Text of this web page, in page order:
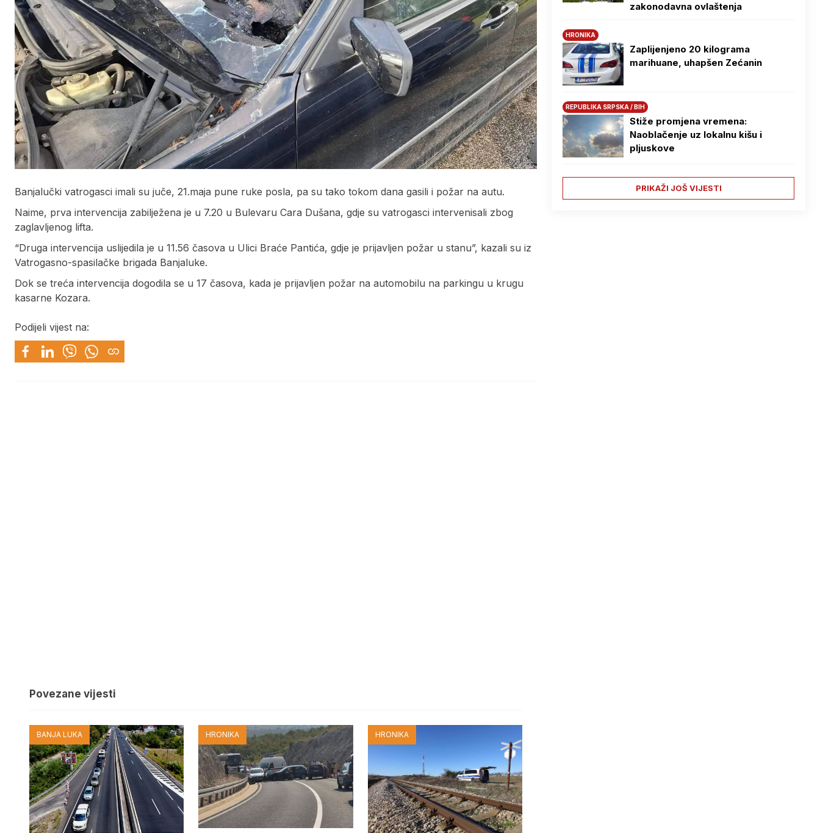
Banjalučki vatrogasci imali su juče, 21.maja pune ruke posla, pa su tako tokom dana gasili i požar na autu.
Naime, prva intervencija zabilježena je u 7.20 u Bulevaru Cara Dušana, gdje su vatrogasci intervenisali zbog
zaglavljenog lifta.
“Druga intervencija uslijedila je u 11.56 časova u Ulici Braće Pantića, gdje je prijavljen požar u stanu”, kazali su iz
Vatrogasno-spasilačke brigada Banjaluke.
Dok se treća intervencija dogodila se u 17 časova, kada je prijavljen požar na automobilu na parkingu u krugu
kasarne Kozara.
Podijeli vijest na:
Povezane vijesti
BANJA LUKA HRONIKA HRONIKA
zakonodavna ovlaštenja
HRONIKA
Zaplijenjeno 20 kilograma
marihuane, uhapšen Zećanin
REPUBLIKA SRPSKA / BIH
Stiže promjena vremena:
Naoblačenje uz lokalnu kišu i
pljuskove
PRIKAŽI JOŠ VIJESTI